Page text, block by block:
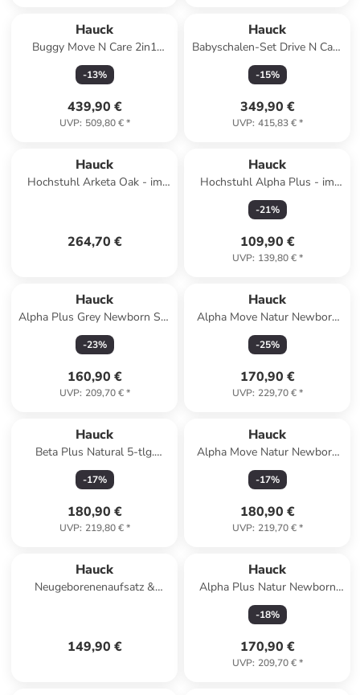
Hauck
Buggy Move N Care 2in1
Travel Set - Dark in gray
-13%
439,90 €
UVP: 509,80 €*
Hauck
Babyschalen-Set Drive N Care
Set i-Size in schwarz1
-15%
349,90 €
UVP: 415,83 €*
Hauck
Hochstuhl Arketa Oak - im
264,70 €
Hauck
Hochstuhl Alpha Plus - im
Sparset in brown,white
-21%
109,90 €
UVP: 139,80 €*
Hauck
Alpha Plus Grey Newborn Set
- 4-tlg. in grau
-23%
160,90 €
UVP: 209,70 €*
Hauck
Alpha Move Natur Newborn
Set - 5-tlg. in beige,grau
-25%
170,90 €
UVP: 229,70 €*
Hauck
Beta Plus Natural 5-tlg.
Newborn-Set in beige,braun
-17%
180,90 €
UVP: 219,80 €*
Hauck
Alpha Move Natur Newborn
Set - 5-tlg. in beige,grau
-17%
180,90 €
UVP: 219,70 €*
Hauck
Neugeborenenaufsatz &
149,90 €
Hauck
Alpha Plus Natur Newborn
Set - 4-tlg. in beige
-18%
170,90 €
UVP: 209,70 €*